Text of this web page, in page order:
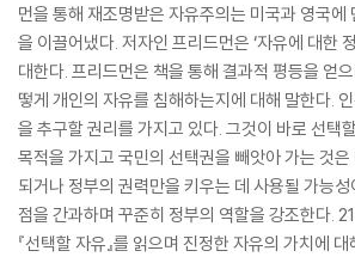
먼을 통해 재조명받은 자유주의는 미국과 영국에
을 이끌어냈다. 저자인 프리드먼은 ‘자유에 대한
대한다. 프리드먼은 책을 통해 결과적 평등을 얻
떻게 개인의 자유를 침해하는지에 대해 말한다.
을 추구할 권리를 가지고 있다. 그것이 바로 선택
목적을 가지고 국민의 선택권을 빼앗아 가는 것
되거나 정부의 권력만을 키우는 데 사용될 가능
점을 간과하며 꾸준히 정부의 역할을 강조한다.
『선택할 자유』를 읽으며 진정한 자유의 가치에